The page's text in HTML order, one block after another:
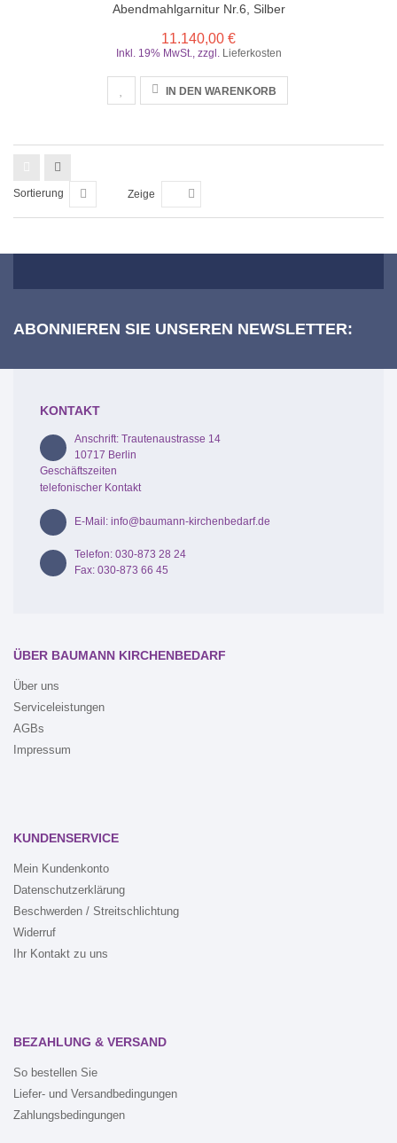
Abendmahlgarnitur Nr.6, Silber
11.140,00 €
Inkl. 19% MwSt. zzgl. Lieferkosten
IN DEN WARENKORB
Sortierung Zeige
ABONNIEREN SIE UNSEREN NEWSLETTER:
KONTAKT
Anschrift: Trautenaustrasse 14
10717 Berlin
Geschäftszeiten
telefonischer Kontakt
E-Mail: info@baumann-kirchenbedarf.de
Telefon: 030-873 28 24
Fax: 030-873 66 45
ÜBER BAUMANN KIRCHENBEDARF
Über uns
Serviceleistungen
AGBs
Impressum
KUNDENSERVICE
Mein Kundenkonto
Datenschutzerklärung
Beschwerden / Streitschlichtung
Widerruf
Ihr Kontakt zu uns
BEZAHLUNG & VERSAND
So bestellen Sie
Liefer- und Versandbedingungen
Zahlungsbedingungen